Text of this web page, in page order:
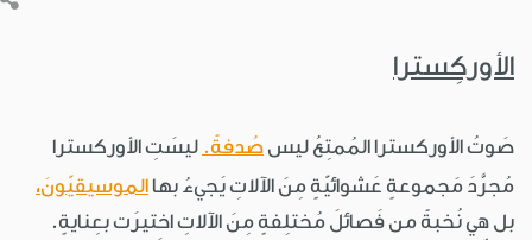
الأوركِسترا
صَوتُ الأوركسترا المُمتِعُ ليس صُدفةً. ليسَتِ الأوركسترا
مُجرَّدَ مَجموعةٍ عَشوائيّةٍ مِنَ الآلاتِ يَجيءُ بها الموسيقيّونَ،
بل هي نُخبةً من فَصائلَ مُختلِفةٍ مِنَ الآلاتِ اختيرَت بعِنايةٍ.